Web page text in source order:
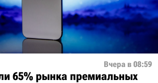
Вчера в 08:59
65% рынка премиальных